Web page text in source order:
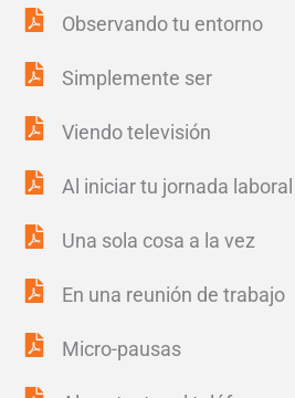
Observando tu entorno
Simplemente ser
Viendo televisión
Al iniciar tu jornada laboral
Una sola cosa a la vez
En una reunión de trabajo
Micro-pausas